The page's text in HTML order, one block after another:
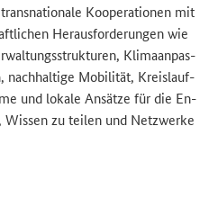
Ko­ope­ra­tio­nen mit
Her­aus­for­de­run­gen wie
Kli­ma­an­pas­
nach­hal­ti­ge Mo­bi­li­tät, Kreis­lauf­
und lo­ka­le An­sät­ze für die En­
zu tei­len und Netz­wer­ke